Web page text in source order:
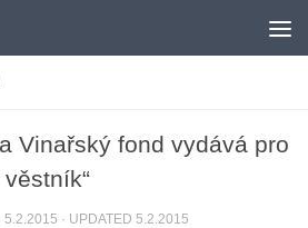
Vinařský fond vydává pro
5.2.2015 · UPDATED 5.2.2015